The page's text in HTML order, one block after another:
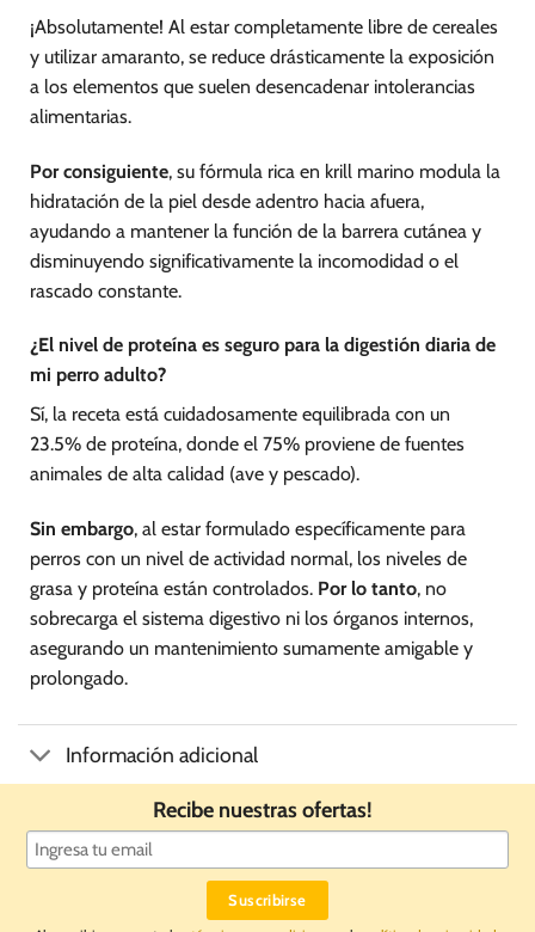
¡Absolutamente! Al estar completamente libre de cereales
y utilizar amaranto, se reduce drásticamente la exposición
a los elementos que suelen desencadenar intolerancias
alimentarias.
Por consiguiente, su fórmula rica en krill marino modula la
hidratación de la piel desde adentro hacia afuera,
ayudando a mantener la función de la barrera cutánea y
disminuyendo significativamente la incomodidad o el
rascado constante.
¿El nivel de proteína es seguro para la digestión diaria de
mi perro adulto?
Sí, la receta está cuidadosamente equilibrada con un
23.5% de proteína, donde el 75% proviene de fuentes
animales de alta calidad (ave y pescado).
Sin embargo, al estar formulado específicamente para
perros con un nivel de actividad normal, los niveles de
grasa y proteína están controlados. Por lo tanto, no
sobrecarga el sistema digestivo ni los órganos internos,
asegurando un mantenimiento sumamente amigable y
prolongado.
Información adicional
Recibe nuestras ofertas!